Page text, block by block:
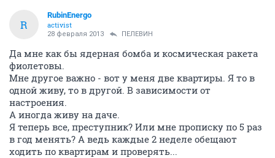
R
RubinEnergo
activist
28 февраля 2013 ПЕЛЕВИН
Да мне как бы ядерная бомба и космическая ракета
фиолетовы.
Мне другое важно - вот у меня две квартиры. Я то в
одной живу, то в другой. В зависимости от
настроения.
А иногда живу на даче.
Я теперь все, преступник? Или мне прописку по 5 раз
в год менять? А ведь каждые 2 неделе обещают
ходить по квартирам и проверять...